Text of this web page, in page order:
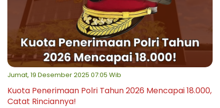
Jumat, 19 Desember 2025 07:05 Wib
Kuota Penerimaan Polri Tahun 2026 Mencapai 18.000,
Catat Rinciannya!